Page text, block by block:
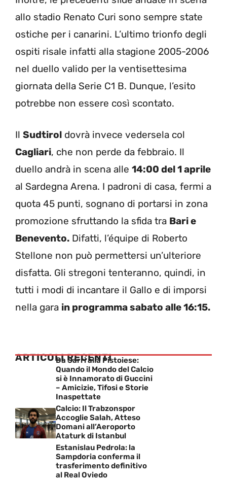
allo stadio Renato Curi sono sempre state
ostiche per i canarini. L’ultimo trionfo degli
ospiti risale infatti alla stagione 2005-2006
nel duello valido per la ventisettesima
giornata della Serie C1 B. Dunque, l’esito
potrebbe non essere così scontato.
Il Sudtirol dovrà invece vedersela col
Cagliari, che non perde da febbraio. Il
duello andrà in scena alle 14:00 del 1 aprile
al Sardegna Arena. I padroni di casa, fermi a
quota 45 punti, sognano di portarsi in zona
promozione sfruttando la sfida tra Bari e
Benevento. Difatti, l’équipe di Roberto
Stellone non può permettersi un’ulteriore
disfatta. Gli stregoni tenteranno, quindi, in
tutti i modi di incantare il Gallo e di imporsi
nella gara in programma sabato alle 16:15.
ARTICOLI RECENTI
Da Sarri alla Pistoiese:
Quando il Mondo del Calcio
si è Innamorato di Guccini
– Amicizie, Tifosi e Storie
Inaspettate
Calcio: Il Trabzonspor
Accoglie Salah, Atteso
Domani all’Aeroporto
Ataturk di Istanbul
Estanislau Pedrola: la
Sampdoria conferma il
trasferimento definitivo
al Real Oviedo